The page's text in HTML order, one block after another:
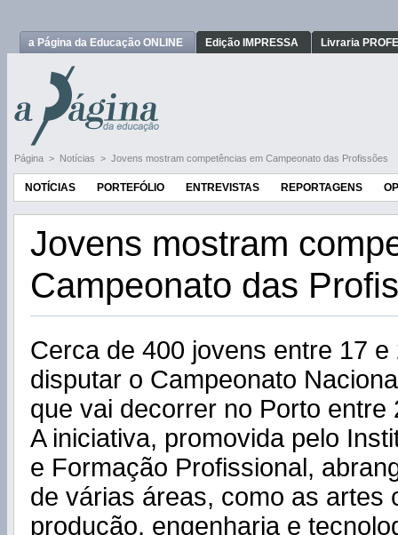
a Página da Educação ONLINE Edição IMPRESSA Livraria
Página > Notícias > Jovens mostram competências em Campeonato das Profissões
NOTÍCIAS PORTEFÓLIO ENTREVISTAS REPORTAGENS
Jovens mostram
Campeonato das
Cerca de 400 jovens entre 17 e
disputar o Campeonato
que vai decorrer no Porto entre
A iniciativa, promovida pelo
e Formação Profissional,
de várias áreas, como as artes
produção, engenharia e